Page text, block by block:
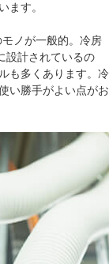
ます。
ノが一般的。冷房
設計されているの
も多くあります。冷
い勝手がよい点がお